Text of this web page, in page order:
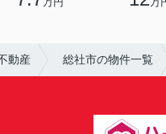
動産 総社市の物件一覧